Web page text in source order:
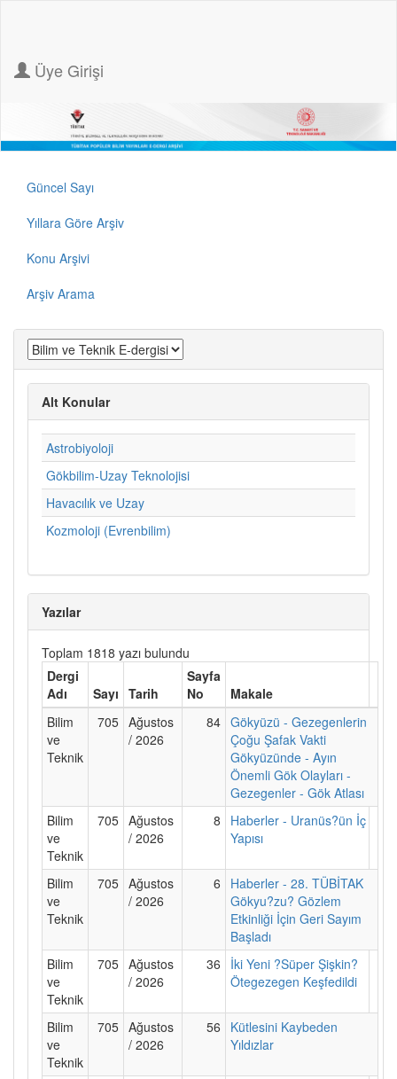
Üye Girişi
Güncel Sayı
Yıllara Göre Arşiv
Konu Arşivi
Arşiv Arama
Alt Konular
Astrobiyoloji
Gökbilim-Uzay Teknolojisi
Havacılık ve Uzay
Kozmoloji (Evrenbilim)
Yazılar
Toplam 1818 yazı bulundu
Dergi
Adı
Sayı Tarih
Sayfa
No
Makale
Bilim
ve
Teknik
705 Ağustos
/ 2026
84 Gökyüzü - Gezegenlerin
Çoğu Şafak Vakti
Gökyüzünde - Ayın
Önemli Gök Olayları -
Gezegenler - Gök Atlası
Bilim
ve
Teknik
705 Ağustos
/ 2026
8
Haberler - Uranüs?ün İç
Yapısı
Bilim
ve
Teknik
705 Ağustos
/ 2026
6
Haberler - 28. TÜBİTAK
Gökyu?zu? Gözlem
Etkinliği İçin Geri Sayım
Başladı
Bilim
ve
Teknik
705 Ağustos
/ 2026
36
İki Yeni ?Süper Şişkin?
Ötegezegen Keşfedildi
Bilim
ve
Teknik
705 Ağustos
/ 2026
56
Kütlesini Kaybeden
Yıldızlar